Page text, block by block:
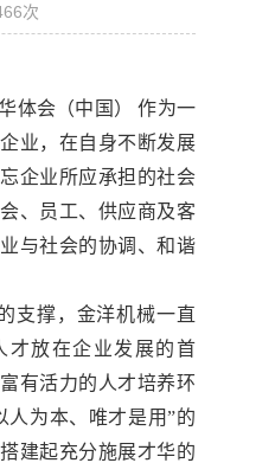
次
体会（中国） 作为一
业，在自身不断发展
企业所应承担的社会
、员工、供应商及客
与社会的协调、和谐
支撑，金洋机械一直
才放在企业发展的首
有活力的人才培养环
人为本、唯才是用”的
建起充分施展才华的